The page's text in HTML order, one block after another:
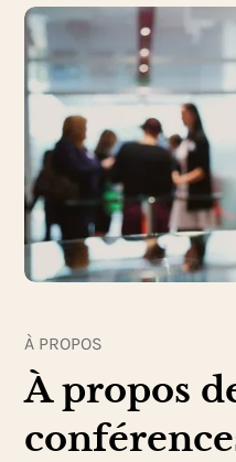
À PROPOS
À propos